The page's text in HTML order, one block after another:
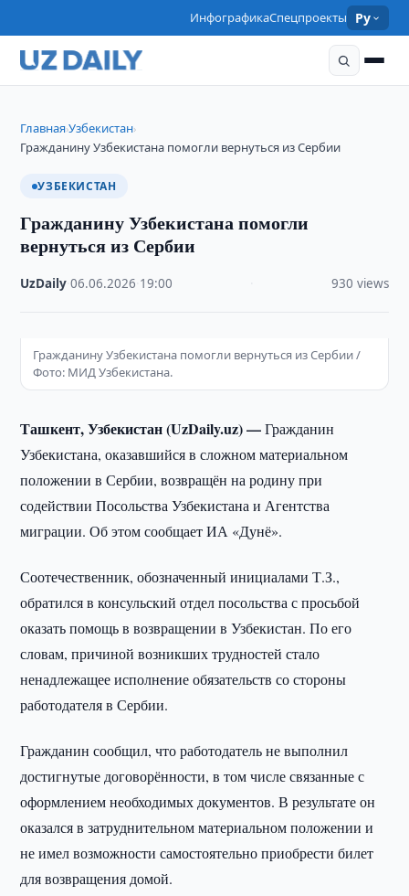
ИнфографикаСпецпроекты Ру
Главная›Узбекистан›
Гражданину Узбекистана помогли вернуться из Сербии
УЗБЕКИСТАН
Гражданину Узбекистана помогли
вернуться из Сербии
UzDaily ·06.06.2026 19:00 930 views
Гражданину Узбекистана помогли вернуться из Сербии /
Фото: МИД Узбекистана.
Ташкент, Узбекистан (UzDaily.uz) —Гражданин
Узбекистана, оказавшийся в сложном материальном
положении в Сербии, возвращён на родину при
содействии Посольства Узбекистана и Агентства
миграции. Об этом сообщает ИА «Дунё».
Соотечественник, обозначенный инициалами Т.З.,
обратился в консульский отдел посольства с просьбой
оказать помощь в возвращении в Узбекистан. По его
словам, причиной возникших трудностей стало
ненадлежащее исполнение обязательств со стороны
работодателя в Сербии.
Гражданин сообщил, что работодатель не выполнил
достигнутые договорённости, в том числе связанные с
оформлением необходимых документов. В результате он
оказался в затруднительном материальном положении и
не имел возможности самостоятельно приобрести билет
для возвращения домой.